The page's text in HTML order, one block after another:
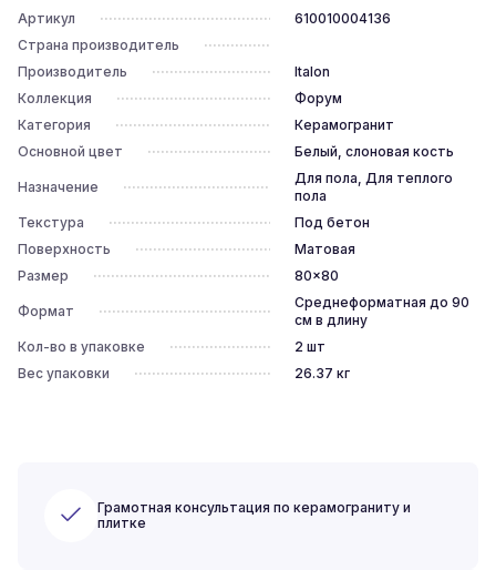
Артикул
610010004136
Страна производитель
Производитель
Italon
Коллекция
Форум
Категория
Керамогранит
Основной цвет
Белый, слоновая кость
Назначение
Для пола, Для теплого
пола
Текстура
Под бетон
Поверхность
Матовая
Размер
80x80
Формат
Среднеформатная до 90
см в длину
Кол-во в упаковке
2 шт
Вес упаковки
26.37 кг
Грамотная консультация по керамограниту и
плитке